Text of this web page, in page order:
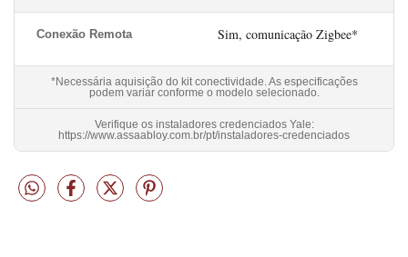
Conexão Remota Sim, comunicação Zigbee*
*Necessária aquisição do kit conectividade. As especificações
podem variar conforme o modelo selecionado.
Verifique os instaladores credenciados Yale:
https://www.assaabloy.com.br/pt/instaladores-credenciados